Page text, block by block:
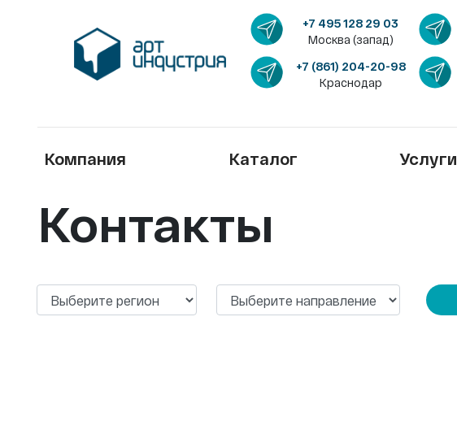
+7 495 128 29 03
Москва (запад)
+7 (861) 204-20-98
Краснодар
Компания Каталог Услуги
Контакты